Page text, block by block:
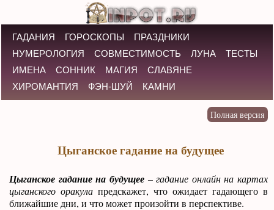
ГАДАНИЯ ГОРОСКОПЫ
ПРАЗДНИКИ
НУМЕРОЛОГИЯ
СОВМЕСТИМОСТЬ ЛУНА
ТЕСТЫ
ИМЕНА
СОННИК МАГИЯ
СЛАВЯНЕ
ХИРОМАНТИЯ
ФЭН-ШУЙ КАМНИ
Цыганское гадание на будущее
Цыганское гадание на будущее – гадание онлайн на картах
цыганского оракула предскажет, что ожидает гадающего в
ближайшие дни, и что может произойти в перспективе.